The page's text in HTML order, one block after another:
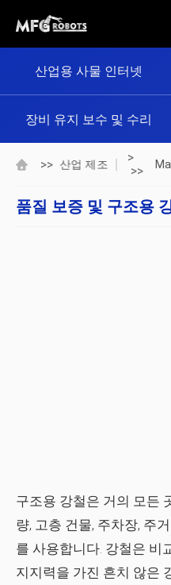
산업용 사물 인터넷
장비 유지 보수 및 수리
>> 산업 제조
>
>>
품질 보증 및 구조용
구조용 강철은 거의 모든
량, 고층 건물, 주차장, 주
를 사용합니다. 강철은 비
지지력을 가진 흔치 않은